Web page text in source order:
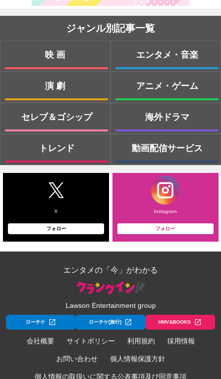
ジャンル別記事一覧
映画
演劇
セレブ＆ゴシップ
トレンド
エンタメ・音楽
アニメ・ゲーム
海外ドラマ
動画配信サービス
X
フォロー
Instagram
フォロー
エンタメの「今」がわかる
Lawson Entertainment group
ローチケ ローチケ[旅行] HMV&BOOKS
会社概要 サイトポリシー 利用規約 採用情報
お問い合わせ 個人情報保護方針
個人情報の取扱いに関する公表事項及び同意事項